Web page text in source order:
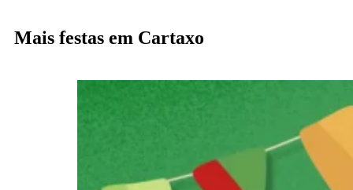
Mais festas em Cartaxo